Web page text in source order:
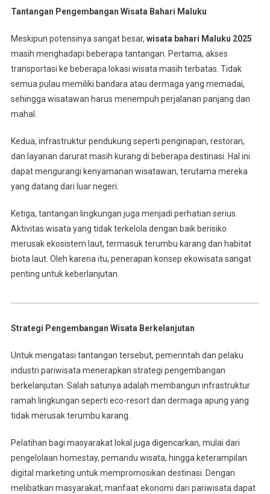
Tantangan Pengembangan Wisata Bahari Maluku
Meskipun potensinya sangat besar, wisata bahari Maluku 2025
masih menghadapi beberapa tantangan. Pertama, akses
transportasi ke beberapa lokasi wisata masih terbatas. Tidak
semua pulau memiliki bandara atau dermaga yang memadai,
sehingga wisatawan harus menempuh perjalanan panjang dan
mahal.
Kedua, infrastruktur pendukung seperti penginapan, restoran,
dan layanan darurat masih kurang di beberapa destinasi. Hal ini
dapat mengurangi kenyamanan wisatawan, terutama mereka
yang datang dari luar negeri.
Ketiga, tantangan lingkungan juga menjadi perhatian serius.
Aktivitas wisata yang tidak terkelola dengan baik berisiko
merusak ekosistem laut, termasuk terumbu karang dan habitat
biota laut. Oleh karena itu, penerapan konsep ekowisata sangat
penting untuk keberlanjutan.
Strategi Pengembangan Wisata Berkelanjutan
Untuk mengatasi tantangan tersebut, pemerintah dan pelaku
industri pariwisata menerapkan strategi pengembangan
berkelanjutan. Salah satunya adalah membangun infrastruktur
ramah lingkungan seperti eco-resort dan dermaga apung yang
tidak merusak terumbu karang.
Pelatihan bagi masyarakat lokal juga digencarkan, mulai dari
pengelolaan homestay, pemandu wisata, hingga keterampilan
digital marketing untuk mempromosikan destinasi. Dengan
melibatkan masyarakat, manfaat ekonomi dari pariwisata dapat